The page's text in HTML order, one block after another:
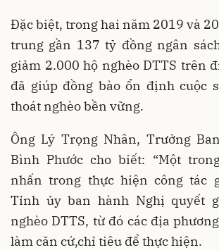
Đặc biệt, trong hai năm 2019 và
trung gần 137 tỷ đồng ngân
giảm 2.000 hộ nghèo DTTS trên
đã giúp đồng bào ổn định cuộc
thoát nghèo bền vững.
Ông Lý Trọng Nhân, Trưởng
Bình Phước cho biết: “Một
nhấn trong thực hiện công tác
Tỉnh ủy ban hành Nghị quyết
nghèo DTTS, từ đó các địa
làm căn cứ,chỉ tiêu để thực hiện.